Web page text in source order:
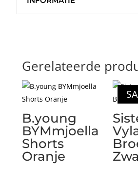
Gerelateerde
B.young
BYMmjoella
Shorts
Oranje